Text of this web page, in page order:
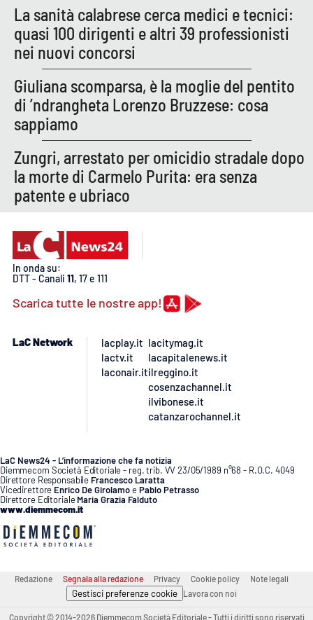
La sanità calabrese cerca medici e tecnici:
quasi 100 dirigenti e altri 39 professionisti
nei nuovi concorsi
Giuliana scomparsa, è la moglie del pentito
di ’ndrangheta Lorenzo Bruzzese: cosa
sappiamo
Zungri, arrestato per omicidio stradale dopo
la morte di Carmelo Purita: era senza
patente e ubriaco
In onda su:
DTT - Canali 11, 17 e 111
Scarica tutte le nostre app!
LaC Network
lacplay.it
lactv.it
laconair.it
lacitymag.it
lacapitalenews.it
ilreggino.it
cosenzachannel.it
ilvibonese.it
catanzarochannel.it
LaC News24 - L’informazione che fa notizia
Diemmecom Società Editoriale - reg. trib. VV 23/05/1989 n°68 - R.O.C. 4049
Direttore Responsabile Francesco Laratta
Vicedirettore Enrico De GirolamoePablo Petrasso
Direttore Editoriale Maria Grazia Falduto
www.diemmecom.it
Redazione Segnala alla redazione Privacy Cookie policy Note legali
Gestisci preferenze cookie Lavora con noi
Copyright © 2014-2026 Diemmecom Società Editoriale - Tutti i diritti sono riservati